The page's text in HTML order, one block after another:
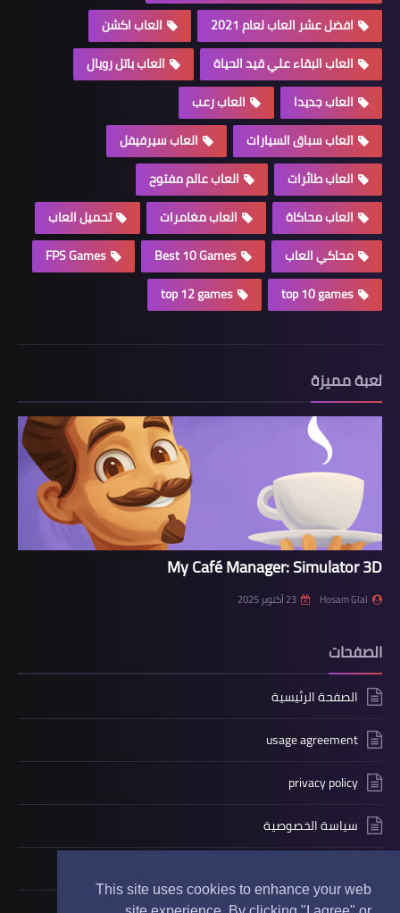
This site uses cookies to enhance your web
افضل عشر العاب لعام 2021
العاب اكشن
العاب البقاء علي قيد الحياة
العاب باتل رويال
العاب جديدا
العاب رعب
العاب سباق السيارات
العاب سيرفيفل
العاب طائرات
العاب عالم مفتوح
العاب محاكاة
العاب مغامرات
تحميل العاب
محاكي العاب
Best 10 Games
FPS Games
top 10 games
top 12 games
لعبة مميزة
My Café Manager: Simulator 3D
Hosam Glal 23 أكتوبر 2025
الصفحات
الصفحة الرئيسية
usage agreement
privacy policy
سياسة الخصوصية